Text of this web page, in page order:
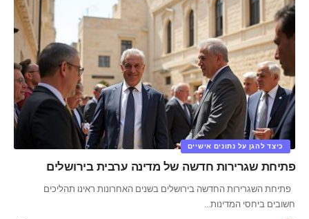
כיצד להגן על נתונים אישיים
פתיחת שגרירות חדשה של מדינה ערבית בירושלים
פתיחת השגרירות החדשה בירושלים בשנים האחרונות ראינו תהליכים
חשובים ביחסי המדינות…